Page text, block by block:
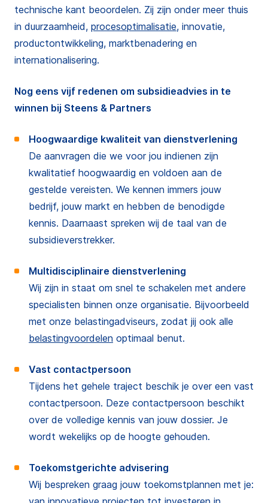
technische kant beoordelen. Zij zijn onder meer thuis
in duurzaamheid, procesoptimalisatie, innovatie,
productontwikkeling, marktbenadering en
internationalisering.
Nog eens vijf redenen om subsidieadvies in te
winnen bij Steens & Partners
Hoogwaardige kwaliteit van dienstverlening
De aanvragen die we voor jou indienen zijn
kwalitatief hoogwaardig en voldoen aan de
gestelde vereisten. We kennen immers jouw
bedrijf, jouw markt en hebben de benodigde
kennis. Daarnaast spreken wij de taal van de
subsidieverstrekker.
Multidisciplinaire dienstverlening
Wij zijn in staat om snel te schakelen met andere
specialisten binnen onze organisatie. Bijvoorbeeld
met onze belastingadviseurs, zodat jij ook alle
belastingvoordelen optimaal benut.
Vast contactpersoon
Tijdens het gehele traject beschik je over een vast
contactpersoon. Deze contactpersoon beschikt
over de volledige kennis van jouw dossier. Je
wordt wekelijks op de hoogte gehouden.
Toekomstgerichte advisering
Wij bespreken graag jouw toekomstplannen met je: